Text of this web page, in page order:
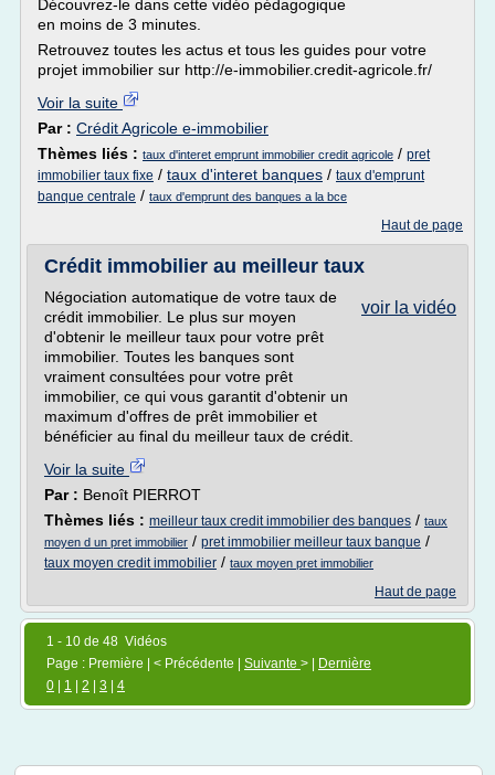
Découvrez-le dans cette vidéo pédagogique
en moins de 3 minutes.
Retrouvez toutes les actus et tous les guides pour votre
projet immobilier sur http://e-immobilier.credit-agricole.fr/
Voir la suite
Par : Crédit Agricole e-immobilier
Thèmes liés : taux d'interet emprunt immobilier credit agricole / pret
immobilier taux fixe / taux d'interet banques / taux d'emprunt
banque centrale / taux d'emprunt des banques a la bce
Haut de page
Crédit immobilier au meilleur taux
voir la vidéo
Négociation automatique de votre taux de
crédit immobilier. Le plus sur moyen
d'obtenir le meilleur taux pour votre prêt
immobilier. Toutes les banques sont
vraiment consultées pour votre prêt
immobilier, ce qui vous garantit d'obtenir un
maximum d'offres de prêt immobilier et
bénéficier au final du meilleur taux de crédit.
Voir la suite
Par : Benoît PIERROT
Thèmes liés : meilleur taux credit immobilier des banques / taux
moyen d un pret immobilier / pret immobilier meilleur taux banque /
taux moyen credit immobilier / taux moyen pret immobilier
Haut de page
1 - 10 de 48 Vidéos
Page : Première | < Précédente | Suivante > |
Dernière
0
1 2 3 4